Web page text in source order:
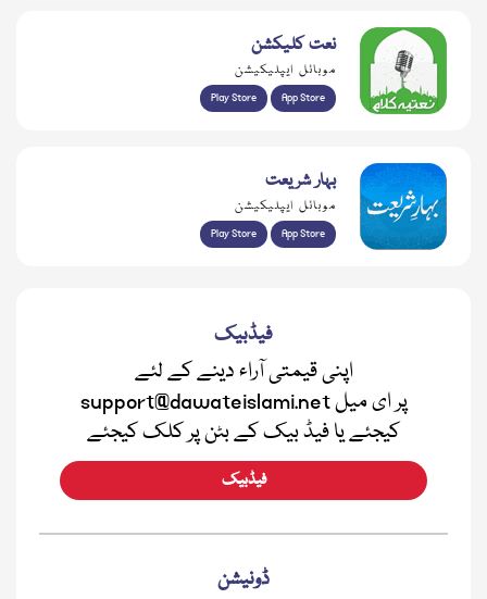
نعت کلیکشن
موبائل ایپلیکیشن
Play Store App Store
بہار شریعت
موبائل ایپلیکیشن
Play Store App Store
فیڈبیک
اپنی قیمتی آراء دینے کے لئے
support@dawateislami.net پر ای میل
کیجئے یا فیڈ بیک کے بٹن پر کلک کیجئے
فیڈبیک
ڈونیشن